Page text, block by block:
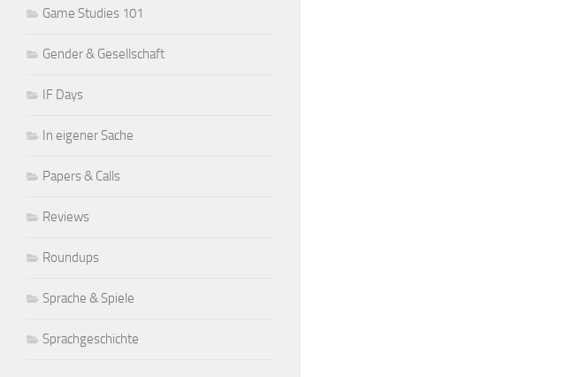
Game Studies 101
Gender & Gesellschaft
IF Days
In eigener Sache
Papers & Calls
Reviews
Roundups
Sprache & Spiele
Sprachgeschichte